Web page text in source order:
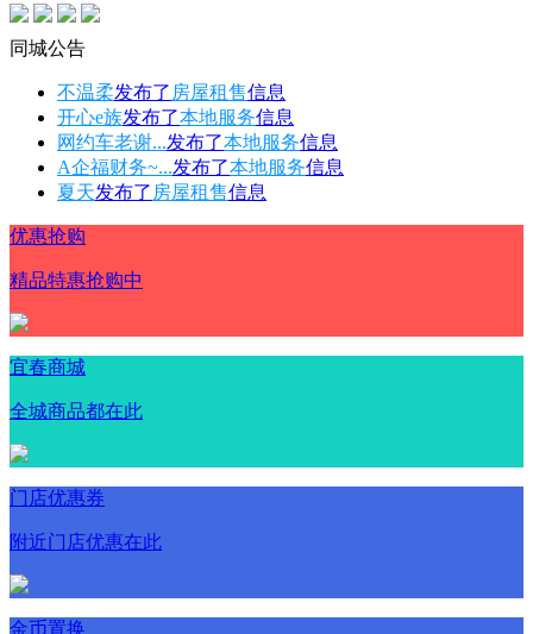
同城公告
不温柔发布了 房屋租售信息
开心e族发布了本地服务信息
网约车老谢...发布了本地服务信息
A企福财务~...发布了本地服务信息
夏天发布了 房屋租售信息
优惠抢购
精品特惠抢购中
宜春商城
全城商品都在此
门店优惠券
附近门店优惠在此
金币置换